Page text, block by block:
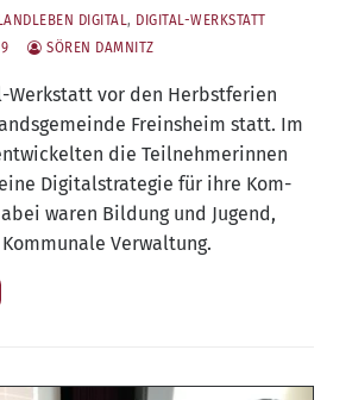
DIGITAL, DIGITAL-WERKSTATT
SÖREN DAMNITZ
Werk­statt vor den Herbst­fe­ri­en
Freins­heim statt. Im
die Teil­neh­me­rin­nen
Digi­tal­stra­te­gie für ihre Kom­
waren Bil­dung und Jugend,
Verwaltung.